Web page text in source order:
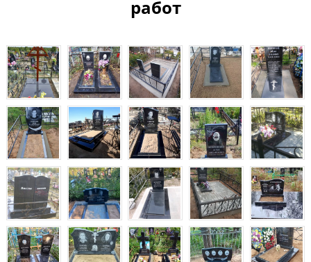
работ